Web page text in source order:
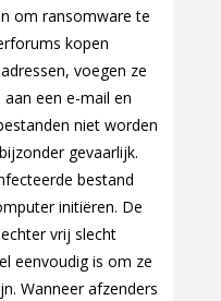
om ransomware te
kopen
voegen ze
een e-mail en
niet worden
gevaarlijk.
bestand
initiëren. De
vrij slecht
eenvoudig is om ze
Wanneer afzenders